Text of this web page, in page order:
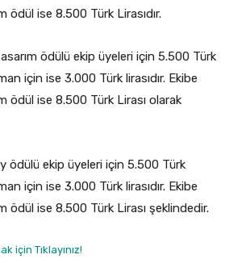
ödül ise 8.500 Türk Lirasıdır.
ödülü ekip üyeleri için 5.500 Türk
için ise 3.000 Türk lirasıdır. Ekibe
ödül ise 8.500 Türk Lirası olarak
ödülü ekip üyeleri için 5.500 Türk
için ise 3.000 Türk lirasıdır. Ekibe
ödül ise 8.500 Türk Lirası şeklindedir.
için Tıklayınız!